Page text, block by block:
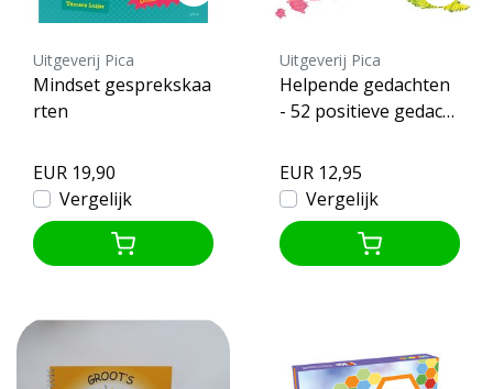
Uitgeverij Pica
Mindset gesprekskaa
rten
EUR 19,90
Vergelijk
Uitgeverij Pica
Helpende gedachten
- 52 positieve gedacht
EUR 12,95
Vergelijk